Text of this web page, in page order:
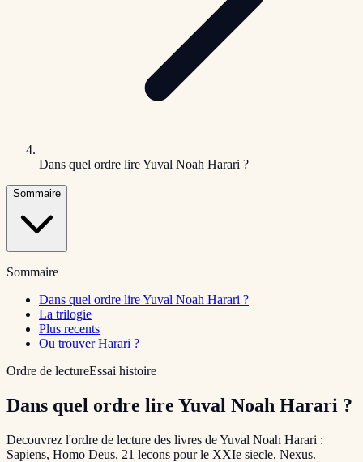
Dans quel ordre lire Yuval Noah Harari ?
Sommaire
Sommaire
Dans quel ordre lire Yuval Noah Harari ?
La trilogie
Plus recents
Ou trouver Harari ?
Ordre de lectureEssai histoire
Dans quel ordre lire Yuval Noah Harari ?
Decouvrez l'ordre de lecture des livres de Yuval Noah Harari :
Sapiens, Homo Deus, 21 lecons pour le XXIe siecle, Nexus.